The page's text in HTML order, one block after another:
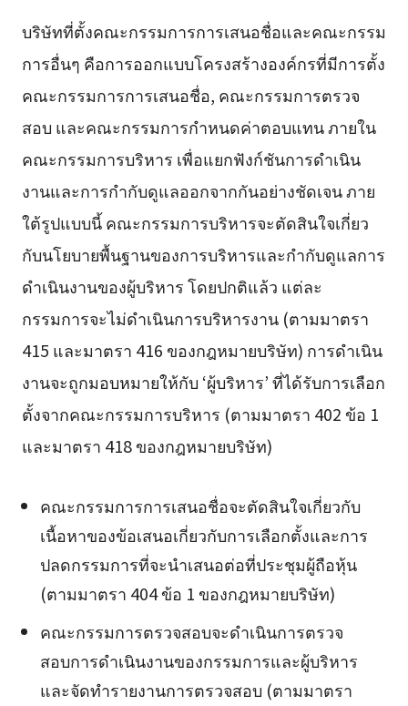
บริษัทที่ตั้งคณะกรรมการการเสนอชื่อและคณะกรรม
การอื่นๆ คือการออกแบบโครงสร้างองค์กรที่มีการตั้ง
คณะกรรมการการเสนอชื่อ, คณะกรรมการตรวจ
สอบ และคณะกรรมการกำหนดค่าตอบแทน ภายใน
คณะกรรมการบริหาร เพื่อแยกฟังก์ชันการดำเนิน
งานและการกำกับดูแลออกจากกันอย่างชัดเจน ภาย
ใต้รูปแบบนี้ คณะกรรมการบริหารจะตัดสินใจเกี่ยว
กับนโยบายพื้นฐานของการบริหารและกำกับดูแลการ
ดำเนินงานของผู้บริหาร โดยปกติแล้ว แต่ละ
กรรมการจะไม่ดำเนินการบริหารงาน (ตามมาตรา
415 และมาตรา 416 ของกฎหมายบริษัท) การดำเนิน
งานจะถูกมอบหมายให้กับ ‘ผู้บริหาร’ ที่ได้รับการเลือก
ตั้งจากคณะกรรมการบริหาร (ตามมาตรา 402 ข้อ 1
และมาตรา 418 ของกฎหมายบริษัท)
คณะกรรมการการเสนอชื่อจะตัดสินใจเกี่ยวกับ
เนื้อหาของข้อเสนอเกี่ยวกับการเลือกตั้งและการ
ปลดกรรมการที่จะนำเสนอต่อที่ประชุมผู้ถือหุ้น
(ตามมาตรา 404 ข้อ 1 ของกฎหมายบริษัท)
คณะกรรมการตรวจสอบจะดำเนินการตรวจ
สอบการดำเนินงานของกรรมการและผู้บริหาร
และจัดทำรายงานการตรวจสอบ (ตามมาตรา